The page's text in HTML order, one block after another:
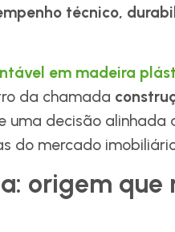
técnico,
em madeira
da chamada
decisão alinhada
do mercado
origem que